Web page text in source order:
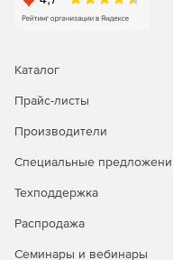
Enterprise-
множеством
WordServices, поиск
Copmlete-
гибридным сервером.
Каталог
Прайс-листы
Производители
Специальные
Техподдержка
Распродажа
Семинары и вебинары